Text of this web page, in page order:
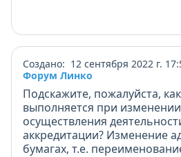
Создано: 12 сентября 2022 г.
Форум Линко
Подскажите, пожалуйста,
выполняется при
осуществления
аккредитации? Изменение
бумагах, т.е.